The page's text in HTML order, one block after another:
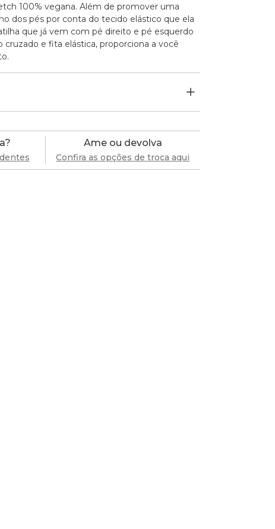
100% vegana. Além de promover uma
dos pés por conta do tecido elástico que ela
que já vem com pé direito e pé esquerdo
cruzado e fita elástica, proporciona a você
Ame ou devolva
Confira as opções de troca aqui